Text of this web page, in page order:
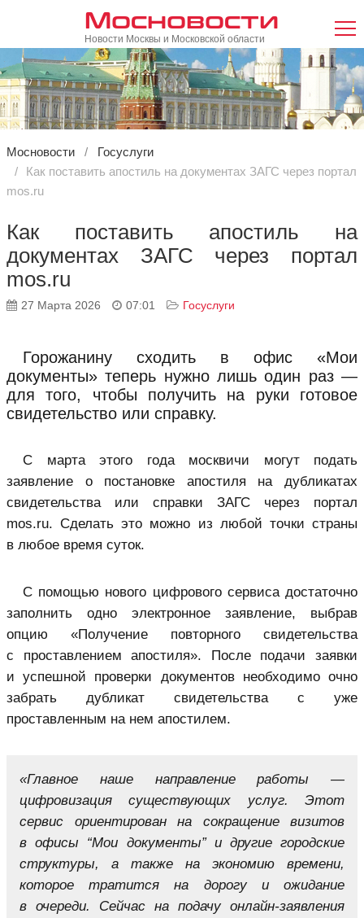
Мосновости
Новости Москвы и Московской области
Мосновости
Госуслуги
Как поставить апостиль на документах ЗАГС через портал
mos.ru
Как поставить апостиль на
документах ЗАГС через портал
mos.ru
27 Марта 2026 07:01 Госуслуги
Горожанину сходить в офис «Мои
документы» теперь нужно лишь один раз —
для того, чтобы получить на руки готовое
свидетельство или справку.
С марта этого года москвичи могут подать
заявление о постановке апостиля на дубликатах
свидетельства или справки ЗАГС через портал
mos.ru. Сделать это можно из любой точки страны
в любое время суток.
С помощью нового цифрового сервиса достаточно
заполнить одно электронное заявление, выбрав
опцию «Получение повторного свидетельства
с проставлением апостиля». После подачи заявки
и успешной проверки документов необходимо очно
забрать дубликат свидетельства с уже
проставленным на нем апостилем.
«Главное наше направление работы —
цифровизация существующих услуг. Этот
сервис ориентирован на сокращение визитов
в офисы “Мои документы” и другие городские
структуры, а также на экономию времени,
которое тратится на дорогу и ожидание
в очереди. Сейчас на подачу онлайн-заявления